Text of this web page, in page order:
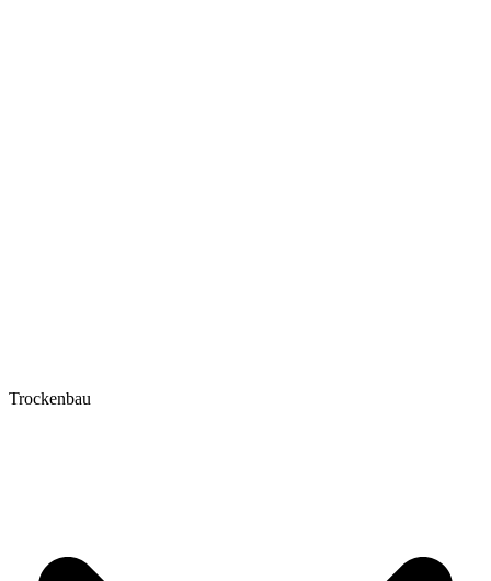
Trockenbau